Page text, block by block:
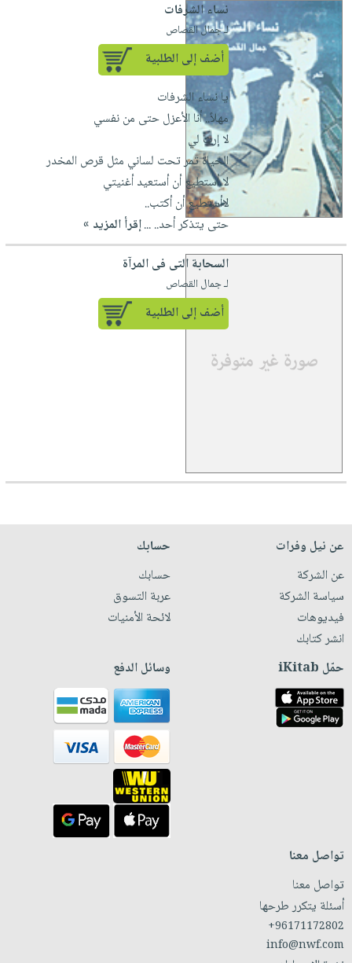
نساء الشرفات
لـ جمال القصاص
أضف إلى الطلبية
يا نساء الشرفات
مهلاً.. أنا الأعزل حتى من نفسي
لا إرث لي
الحياة تمر تحت لساني مثل قرص المخدر
لا أستطيع أن أستعيد أغنيتي
لاأستطيع أن أكتب..
حتى يتذكر أحد.. ...إقرأ المزيد »
السحابة التى فى المرآة
لـ جمال القصاص
أضف إلى الطلبية
عن نيل وفرات
عن الشركة
سياسة الشركة
فيديوهات
انشر كتابك
حسابك
حسابك
عربة التسوق
لائحة الأمنيات
حمّل iKitab وسائل الدفع
تواصل معنا
تواصل معنا
أسئلة يتكرر طرحها
+96171172802
info@nwf.com